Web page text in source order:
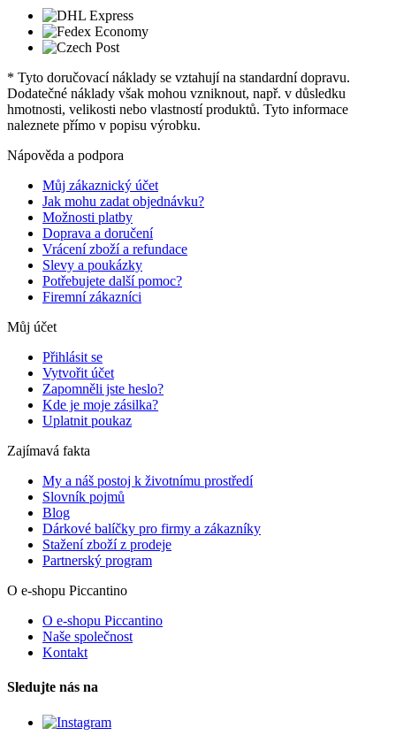
* Tyto doručovací náklady se vztahují na standardní dopravu.
Dodatečné náklady však mohou vzniknout, např. v důsledku
hmotnosti, velikosti nebo vlastností produktů. Tyto informace
naleznete přímo v popisu výrobku.
Nápověda a podpora
Můj zákaznický účet
Jak mohu zadat objednávku?
Možnosti platby
Doprava a doručení
Vrácení zboží a refundace
Slevy a poukázky
Potřebujete další pomoc?
Firemní zákazníci
Můj účet
Přihlásit se
Vytvořit účet
Zapomněli jste heslo?
Kde je moje zásilka?
Uplatnit poukaz
Zajímavá fakta
My a náš postoj k životnímu prostředí
Slovník pojmů
Blog
Dárkové balíčky pro firmy a zákazníky
Stažení zboží z prodeje
Partnerský program
O e-shopu Piccantino
O e-shopu Piccantino
Naše společnost
Kontakt
Sledujte nás na